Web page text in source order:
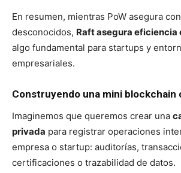
En resumen, mientras PoW asegura
desconocidos, Raft asegura eficiencia
algo fundamental para startups y
empresariales.
Construyendo una mini blockchain
Imaginemos que queremos crear una
privada para registrar operaciones
empresa o startup: auditorías,
certificaciones o trazabilidad de datos.